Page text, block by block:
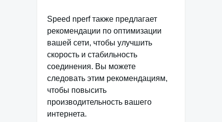
Speed nperf также предлагает
рекомендации по оптимизации
вашей сети, чтобы улучшить
скорость и стабильность
соединения. Вы можете
следовать этим рекомендациям,
чтобы повысить
производительность вашего
интернета.